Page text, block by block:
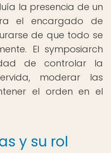
la presencia de un
el encargado de
de que todo se
El symposiarch
de controlar la
moderar las
el orden en el
y su rol